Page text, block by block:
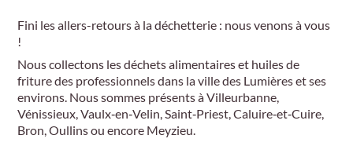
Fini les allers-retours à la déchetterie : nous venons à vous
!
Nous collectons les déchets alimentaires et huiles de
friture des professionnels dans la ville des Lumières et ses
environs. Nous sommes présents à Villeurbanne,
Vénissieux, Vaulx‑en‑Velin, Saint‑Priest, Caluire‑et‑Cuire,
Bron, Oullins ou encore Meyzieu.